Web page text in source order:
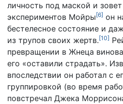
личность под маской и
экспериментов Мойры[6] он
бестелесное состояние и
из трупов своих жертв.[10]
превращении в Жнеца
его «оставили страдать».
впоследствии он работал с
группировкой (во время
повстречал Джека